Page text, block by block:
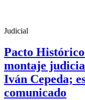
Judicial
Pacto
montaje
Iván Cepeda;
comunicado